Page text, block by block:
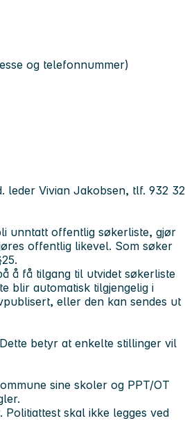
og telefonnummer)
leder Vivian Jakobsen, tlf. 932 32
unntatt offentlig søkerliste, gjør
offentlig likevel. Som søker
å få tilgang til utvidet søkerliste
blir automatisk tilgjengelig i
eller den kan sendes ut
betyr at enkelte stillinger vil
sine skoler og PPT/OT
skal ikke legges ved